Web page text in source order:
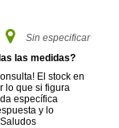
Sin especificar
las medidas?
El stock en
lo que si figura
específica
y lo